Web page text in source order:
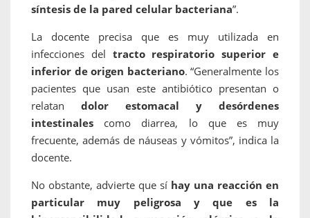
síntesis de la pared celular bacteriana”.
La docente precisa que es muy utilizada en
infecciones del tracto respiratorio superior e
inferior de origen bacteriano. “Generalmente los
pacientes que usan este antibiótico presentan o
relatan dolor estomacal y desórdenes
intestinales como diarrea, lo que es muy
frecuente, además de náuseas y vómitos”, indica la
docente.
No obstante, advierte que sí hay una reacción en
particular muy peligrosa y que es la